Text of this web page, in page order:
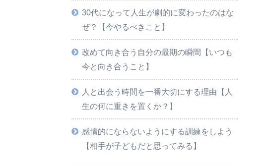
30代になって人生が劇的に変わったのはな
ぜ？【今やるべきこと】
改めて向き合う自分の最期の瞬間【いつも
今と向き合うこと】
人と出会う時間を一番大切にする理由【人
生の何に重きを置くか？】
感情的にならないようにする訓練をしよう
【相手が子どもだと思ってみる】